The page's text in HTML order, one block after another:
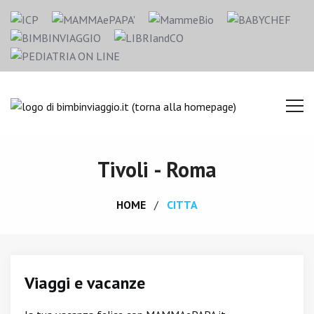
Tivoli - Roma
HOME CITTA
Viaggi e vacanze